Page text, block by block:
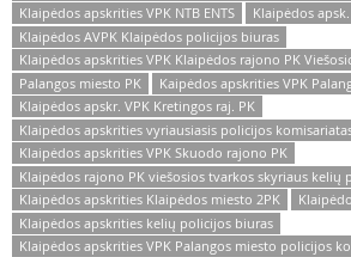
Klaipėdos apskrities VPK NTB ENTS
Klaipėdos
Klaipėdos AVPK Klaipėdos policijos biuras
Klaipėdos apskrities VPK Klaipėdos rajono PK
Palangos miesto PK
Kaipėdos apskrities VPK
Klaipėdos apskr. VPK Kretingos raj. PK
Klaipėdos apskrities vyriausiasis policijos
Klaipėdos apskrities VPK Skuodo rajono PK
Klaipėdos rajono PK viešosios tvarkos skyriaus kelių
Klaipėdos apskrities Klaipėdos miesto 2PK
Klaipėdos apskrities kelių policijos biuras
Klaipėdos apskrities VPK Palangos miesto policijos